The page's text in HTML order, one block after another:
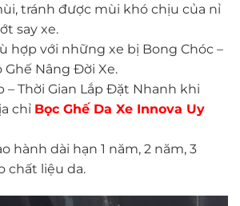
tránh được mùi khó chịu của nỉ
say xe.
hợp với những xe bị Bong Chóc –
Ghế Nâng Đời Xe.
– Thời Gian Lắp Đặt Nhanh khi
chỉ Bọc Ghế Da Xe Innova Uy
hành dài hạn 1 năm, 2 năm, 3
chất liệu da.